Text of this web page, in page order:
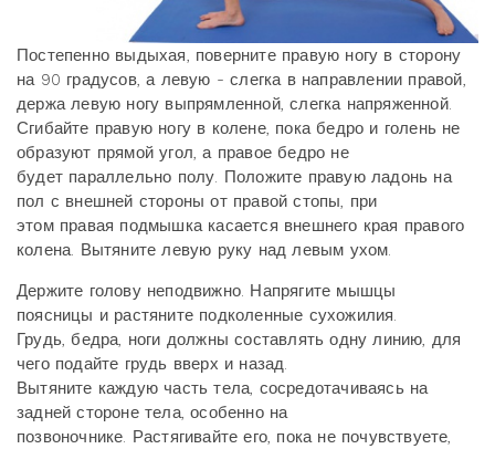
Постепенно выдыхая, поверните правую ногу в сторону
на 90 градусов, а левую - слегка в направлении правой,
держа левую ногу выпрямленной, слегка напряженной.
Сгибайте правую ногу в колене, пока бедро и голень не
образуют прямой угол, а правое бедро не
будет параллельно полу. Положите правую ладонь на
пол с внешней стороны от правой стопы, при
этом правая подмышка касается внешнего края правого
колена. Вытяните левую руку над левым ухом.
Держите голову неподвижно. Напрягите мышцы
поясницы и растяните подколенные сухожилия.
Грудь, бедра, ноги должны составлять одну линию, для
чего подайте грудь вверх и назад.
Вытяните каждую часть тела, сосредотачиваясь на
задней стороне тела, особенно на
позвоночнике. Растягивайте его, пока не почувствуете,